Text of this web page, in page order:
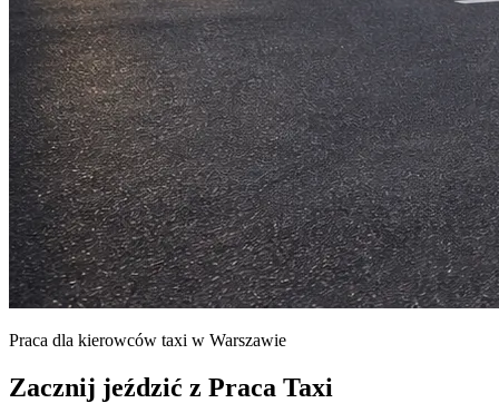
Praca dla kierowców taxi w Warszawie
Zacznij jeździć z Praca Taxi